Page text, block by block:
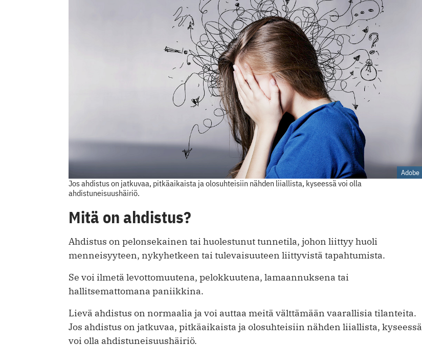
Adobe
Jos ahdistus on jatkuvaa, pitkäaikaista ja olosuhteisiin nähden liiallista, kyseessä voi olla
ahdistuneisuushäiriö.
Mitä on ahdistus?
Ahdistus on pelonsekainen tai huolestunut tunnetila, johon liittyy huoli
menneisyyteen, nykyhetkeen tai tulevaisuuteen liittyvistä tapahtumista.
Se voi ilmetä levottomuutena, pelokkuutena, lamaannuksena tai
hallitsemattomana paniikkina.
Lievä ahdistus on normaalia ja voi auttaa meitä välttämään vaarallisia tilanteita.
Jos ahdistus on jatkuvaa, pitkäaikaista ja olosuhteisiin nähden liiallista, kyseessä
voi olla ahdistuneisuushäiriö.